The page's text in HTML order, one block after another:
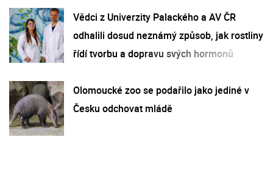
Vědci z Univerzity Palackého a AV ČR
odhalili dosud neznámý způsob, jak rostliny
řídí tvorbu a dopravu svých hormonů
Olomoucké zoo se podařilo jako jediné v
Česku odchovat mládě